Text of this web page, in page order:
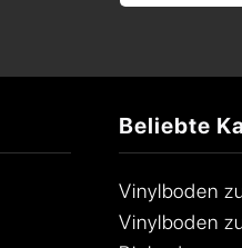
Beliebte
Vinylboden
Vinylboden